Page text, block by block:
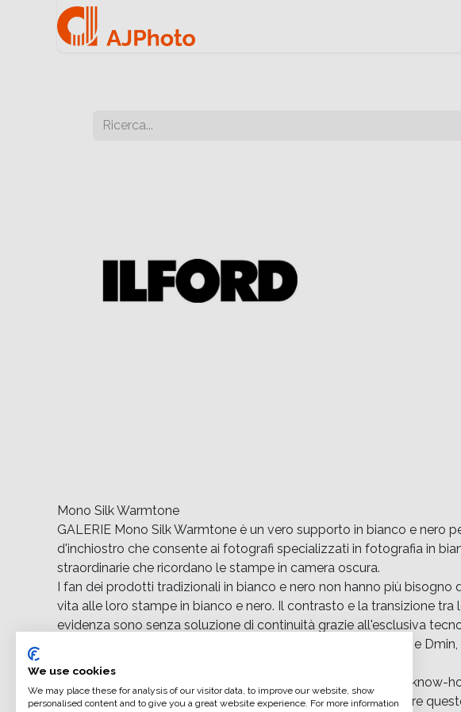
Mono Silk Warmtone
GALERIE Mono Silk Warmtone è un vero supporto in bianco e nero
d'inchiostro che consente ai fotografi specializzati in fotografia in
straordinarie che ricordano le stampe in camera oscura.
I fan dei prodotti tradizionali in bianco e nero non hanno più bisogno
vita alle loro stampe in bianco e nero. Il contrasto e la transizione tra
evidenza sono senza soluzione di continuità grazie all'esclusiva
nanoporoso ILFORD e abbinato a valori eccezionali di Dmax e
di offrire neri profondi e ricchi e bianchi luminosi.
Supportato da oltre 130 anni di eccellenza nell'imaging e nel know-
analogica, ILFORD ha finalmente unito i due supporti per offrire
We use cookies
We may place these for analysis of our visitor data, to improve our website, show
personalised content and to give you a great website experience. For more information